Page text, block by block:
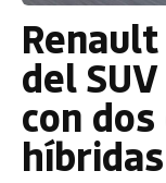
del
con
híbridas